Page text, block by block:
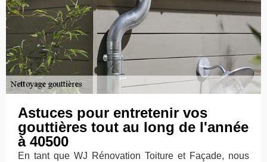
Astuces pour entretenir vos
gouttières tout au long de l'année
à 40500
En tant que WJ Rénovation Toiture et Façade, nous